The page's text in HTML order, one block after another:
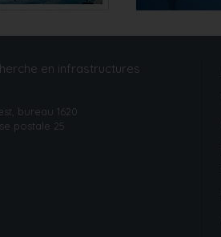
en infrastructures
bureau 1620
postale 25